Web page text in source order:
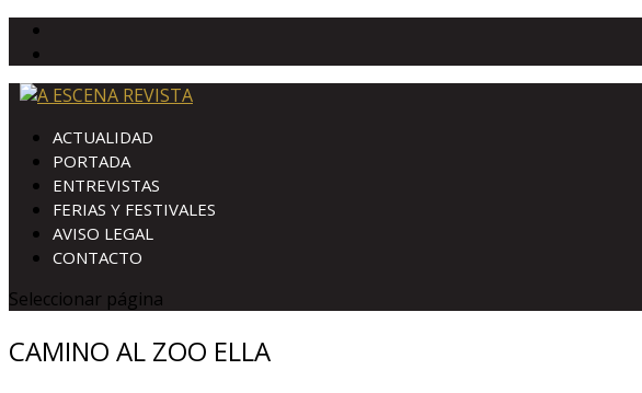
ACTUALIDAD
PORTADA
ENTREVISTAS
FERIAS Y FESTIVALES
AVISO LEGAL
CONTACTO
Seleccionar página
CAMINO AL ZOO ELLA